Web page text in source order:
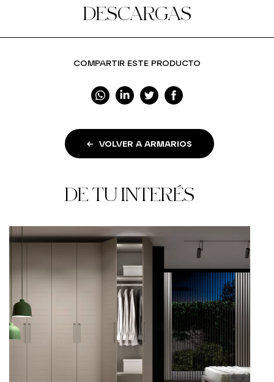
DESCARGAS
COMPARTIR ESTE PRODUCTO
VOLVER A ARMARIOS
DE TU INTERÉS